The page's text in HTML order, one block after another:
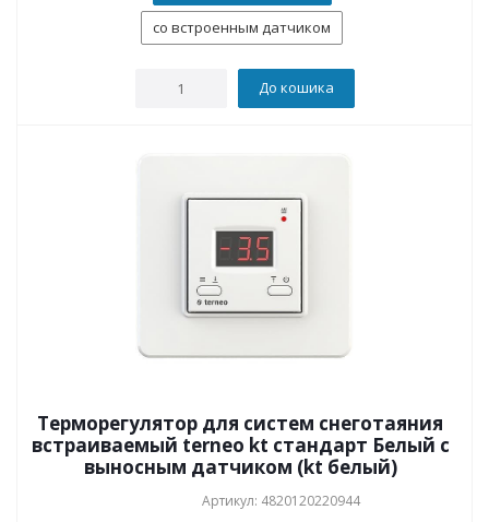
со встроенным датчиком
До кошика
Терморегулятор для систем снеготаяния
встраиваемый terneo kt стандарт Белый с
выносным датчиком (kt белый)
Артикул: 4820120220944